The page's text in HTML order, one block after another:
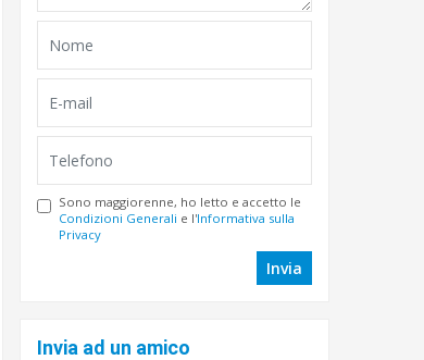
Sono maggiorenne, ho letto e accetto le
Condizioni Generali e l'Informativa sulla
Privacy
Invia
Invia ad un amico